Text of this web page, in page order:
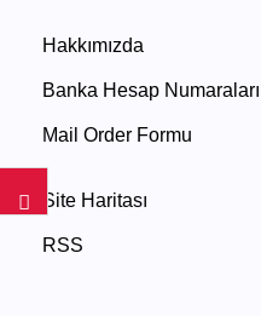
Hakkımızda
Banka Hesap Numaraları
Mail Order Formu
Site Haritası
RSS